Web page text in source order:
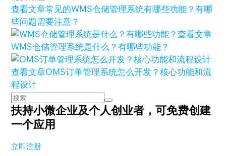
查看文章常见的WMS仓储管理系统有哪些功能？有哪
些问题需要注意？
查看文章
WMS仓储管理系统是什么？有哪些功能？
查看文章OMS订单管理系统怎么开发？核心功能和流
程设计
扶持小微企业及个人创业者，可免费创建
一个应用
立即注册